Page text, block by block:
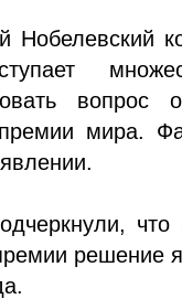
Нобелевский
вопрос
мира.
решение